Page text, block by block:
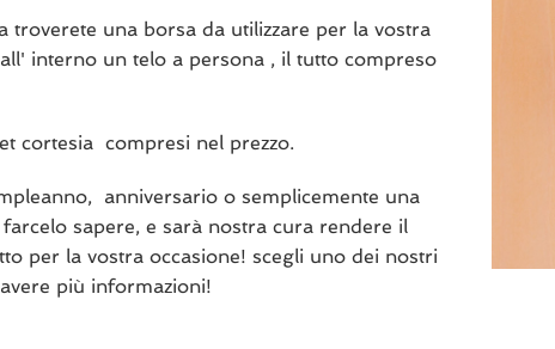
troverete una borsa da utilizzare per la vostra
interno un telo a persona , il tutto compreso
cortesia compresi nel prezzo.
anniversario o semplicemente una
sapere, e sarà nostra cura rendere il
per la vostra occasione! scegli uno dei nostri
più informazioni!